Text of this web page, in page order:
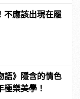
不應該出現在履
語》隱含的情色
極樂美學！